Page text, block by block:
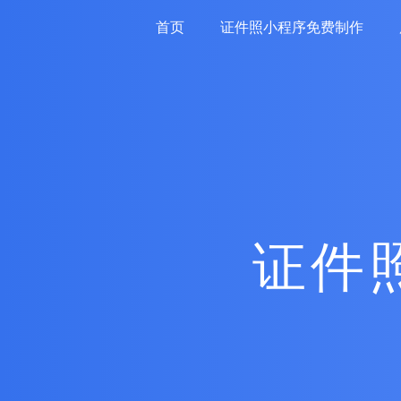
首页 证件照小程序免费制作
证件